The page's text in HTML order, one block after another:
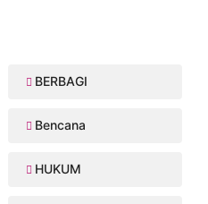
BERBAGI
Bencana
HUKUM